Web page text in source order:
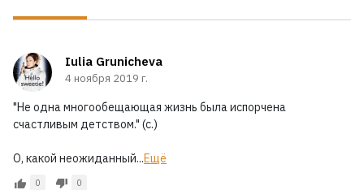
Iulia Grunicheva
4 ноября 2019 г.
"Не одна многообещающая жизнь была испорчена
счастливым детством." (с.)
О, какой неожиданный...Ещё
0 0